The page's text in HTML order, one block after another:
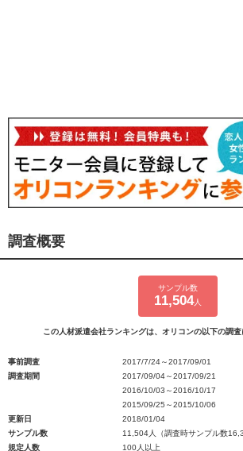
調査概要
サンプル数
11,504人
この人材派遣会社ランキングは、オリコンの以下の調査
事前調査
2017/7/24～2017/09/01
調査期間
2017/09/04～2017/09/21
2016/10/03～2016/10/17
2015/09/25～2015/10/06
更新日
2018/01/04
サンプル数
11,504人（調査時サンプル数
規定人数
100人以上